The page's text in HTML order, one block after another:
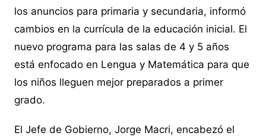
los anuncios para primaria y secundaria, informó
cambios en la currícula de la educación inicial. El
nuevo programa para las salas de 4 y 5 años
está enfocado en Lengua y Matemática para que
los niños lleguen mejor preparados a primer
grado.
El Jefe de Gobierno, Jorge Macri, encabezó el